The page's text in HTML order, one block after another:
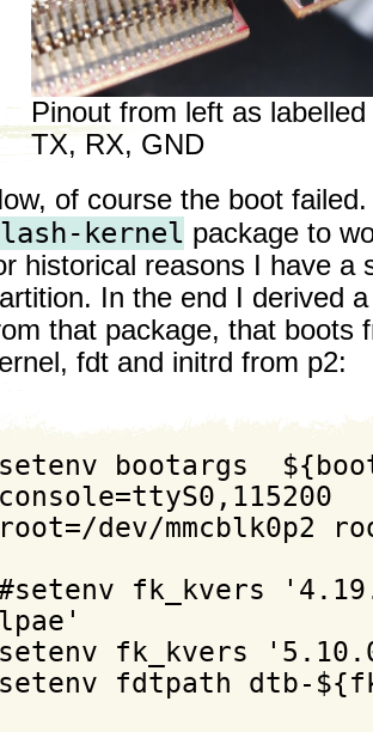
Pinout from left as
TX, RX, GND
of course the boot
kernel package to
historical reasons I have a
In the end I derived
that package, that boots
fdt and initrd from p2:
setenv bootargs
console=ttyS0,115200
root=/dev/mmcblk0p2
fk_kvers
lpae'
setenv fk_kvers
setenv fdtpath dtb-